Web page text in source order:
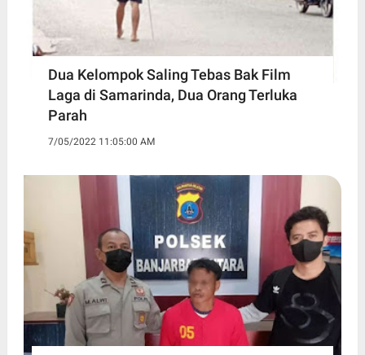
Dua Kelompok Saling Tebas Bak Film
Laga di Samarinda, Dua Orang Terluka
Parah
7/05/2022 11:05:00 AM